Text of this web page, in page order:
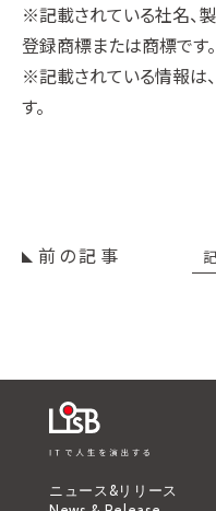
※記載されている社名、
登録商標または商標です。
※記載されている情報は
す。
前の記事
ニュース&リリース